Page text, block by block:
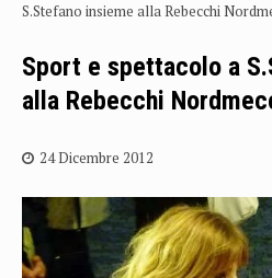
S.Stefano insieme alla Rebecchi
Sport e spettacolo a
alla Rebecchi
24 Dicembre 2012